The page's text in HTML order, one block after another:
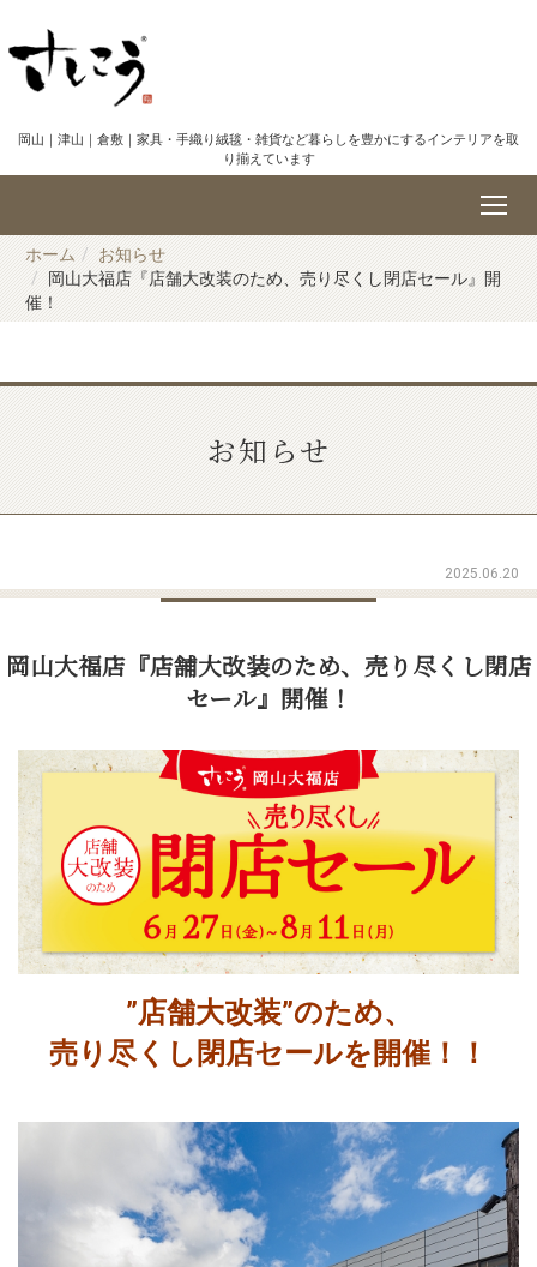
岡山｜津山｜倉敷｜家具・手織り絨毯・雑貨など暮らしを豊かにするインテリアを取
り揃えています
ホーム
お知らせ
岡山大福店『店舗大改装のため、売り尽くし閉店セール』開
催！
お知らせ
2025.06.20
岡山大福店『店舗大改装のため、売り尽くし閉店
セール』開催！
”店舗大改装”のため、
売り尽くし閉店セールを開催！！